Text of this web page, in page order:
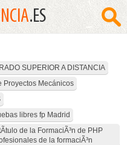
.ES
SUPERIOR A DISTANCIA
Proyectos Mecánicos
libres fp Madrid
de la FormaciÃ³n de PHP
de la formaciÃ³n